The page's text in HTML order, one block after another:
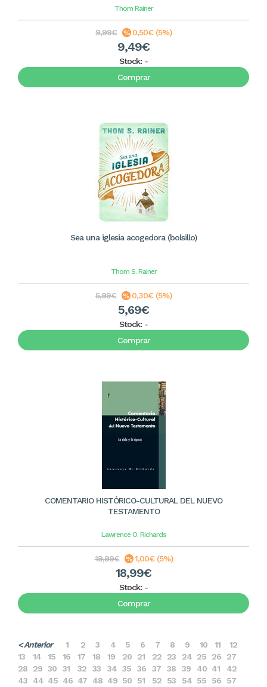
Thom Rainer
9,99€ 0,50€ (5%)
9,49€
Stock: -
Comprar
Sea una iglesia acogedora (bolsillo)
Thom S. Rainer
5,99€ 0,30€ (5%)
5,69€
Stock: -
Comprar
COMENTARIO HISTÓRICO-CULTURAL DEL NUEVO
TESTAMENTO
Lawrence O. Richards
19,99€ 1,00€ (5%)
18,99€
Stock: -
Comprar
< Anterior 1 2 3 4 5 6 7 8 9 10 11
12
13
14 15 16 17 18 19 20 21 22 23 24 25 26
27
28
29 30 31 32 33 34 35 36 37 38 39 40 41
42
43
44 45 46 47 48 49 50 51 52 53 54 55 56
57